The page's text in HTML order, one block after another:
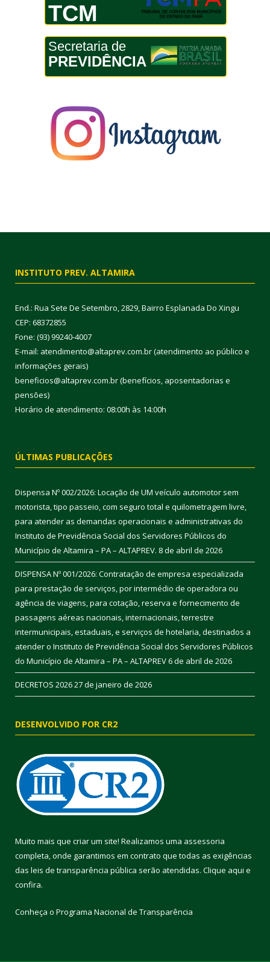
TCM
Secretaria de
PREVIDÊNCIA
INSTITUTO PREV. ALTAMIRA
End.: Rua Sete De Setembro, 2829, Bairro Esplanada Do Xingu
CEP: 68372855
Fone: (93) 99240-4007
E-mail: atendimento@altaprev.com.br (atendimento ao público e
informações gerais)
beneficios@altaprev.com.br (benefícios, aposentadorias e
pensões)
Horário de atendimento: 08:00h às 14:00h
ÚLTIMAS PUBLICAÇÕES
Dispensa Nº 002/2026: Locação de UM veículo automotor sem
motorista, tipo passeio, com seguro total e quilometragem livre,
para atender as demandas operacionais e administrativas do
Instituto de Previdência Social dos Servidores Públicos do
Município de Altamira – PA – ALTAPREV. 8 de abril de 2026
DISPENSA Nº 001/2026: Contratação de empresa especializada
para prestação de serviços, por intermédio de operadora ou
agência de viagens, para cotação, reserva e fornecimento de
passagens aéreas nacionais, internacionais, terrestre
intermunicipais, estaduais, e serviços de hotelaria, destinados a
atender o Instituto de Previdência Social dos Servidores Públicos
do Município de Altamira – PA – ALTAPREV6 de abril de 2026
DECRETOS 202627 de janeiro de 2026
DESENVOLVIDO POR CR2
Muito mais que criar um site! Realizamos uma assessoria
completa, onde garantimos em contrato que todas as exigências
das leis de transparência pública serão atendidas. Clique aqui e
confira.
Conheça o Programa Nacional de Transparência